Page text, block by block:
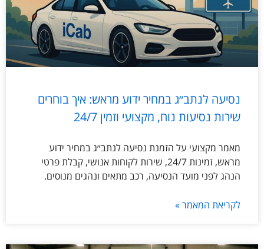
נסיעה לנתב״ג במחיר ידוע מראש: איך בוחרים
שירות נסיעות נוח, מקצועי וזמין 24/7
מאמר מקצועי על הזמנת נסיעה לנתב״ג במחיר ידוע
מראש, זמינות 24/7, שירות לקוחות אנושי, קבלת פרטי
הנהג לפני מועד הנסיעה, רכב מתאים ונהגים מנוסים.
לקריאת המאמר »